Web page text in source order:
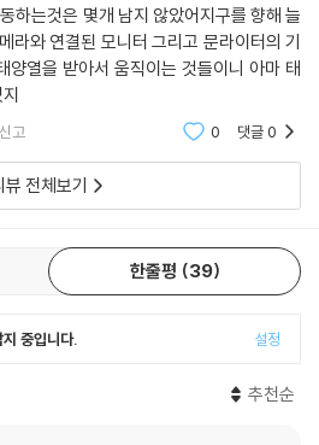
다. 결핍과 갈망, 고립과 연대, 비관과 낙관
유의 담담하고도 서정적인 문장으로 아름
가 불완전하고 나약한 ‘인간’들의 이야기
것을 지키기 위해 비틀거리면서도 나아
야말로 비관적인 현실에서 유일한 선택지
같이 매력적이다. 힘껏 사랑하는 일을 말
소설이다.
로 가득한 시대를 살아가는 당신과 나에게.
하고 사랑하는 일이, 지구로 날아오는 소
하는것은 몇개 남지 않았어지구를 향해 늘
라와 연결된 모니터 그리고 문라이터의 기
양열을 받아서 움직이는 것들이니 아마 태
신고 0 댓글0
뷰 전체보기
한줄평 39
중입니다. 설정
추천순